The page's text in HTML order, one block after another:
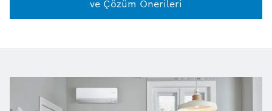
ve Çözüm Önerileri